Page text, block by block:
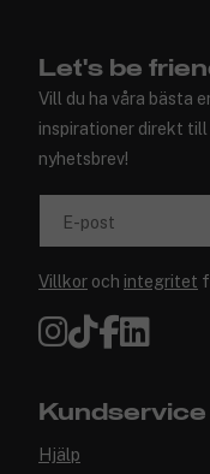
Let's be
Vill du ha våra bästa
inspirationer direkt
nyhetsbrev!
E-post
Villkor och integritet
Kundservice
Hjälp